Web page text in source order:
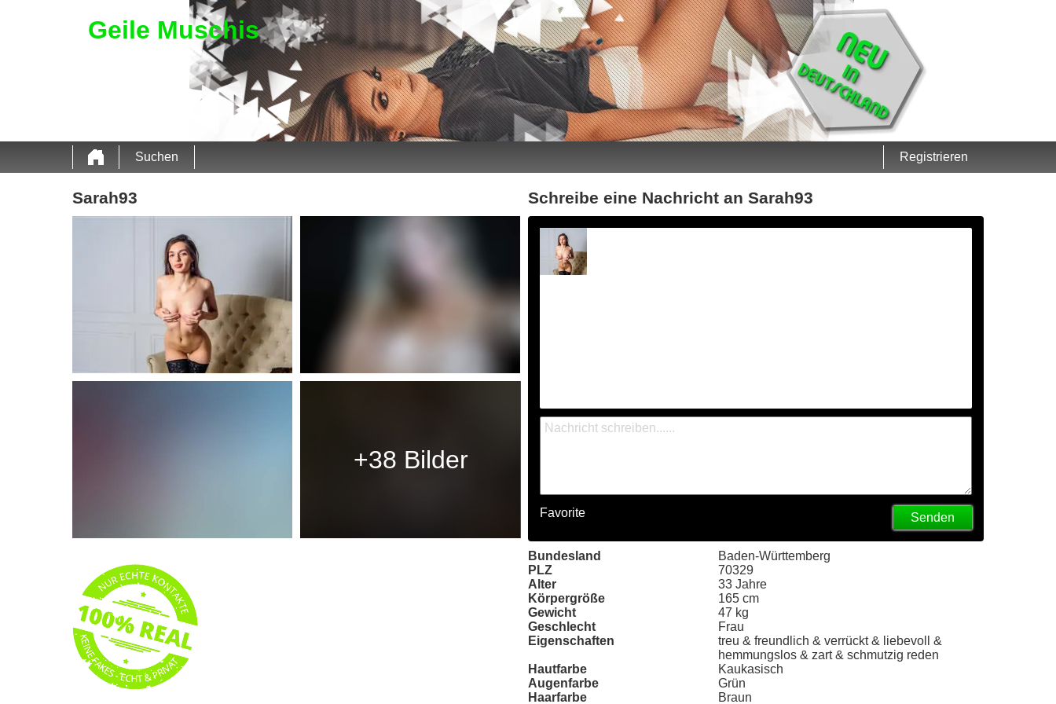
Geile Muschis
Suchen Registrieren
Sarah93
+38 Bilder
Schreibe eine Nachricht an Sarah93
Favorite Senden
Bundesland
Baden-Württemberg
PLZ
70329
Alter
33 Jahre
Körpergröße
165 cm
Gewicht
47 kg
Geschlecht
Frau
Eigenschaften
treu & freundlich & verrückt & liebevoll &
hemmungslos & zart & schmutzig reden
Hautfarbe
Kaukasisch
Augenfarbe
Grün
Haarfarbe
Braun